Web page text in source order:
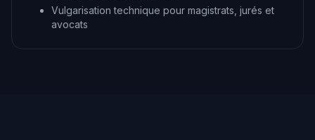
Vulgarisation technique pour magistrats, jurés et
avocats